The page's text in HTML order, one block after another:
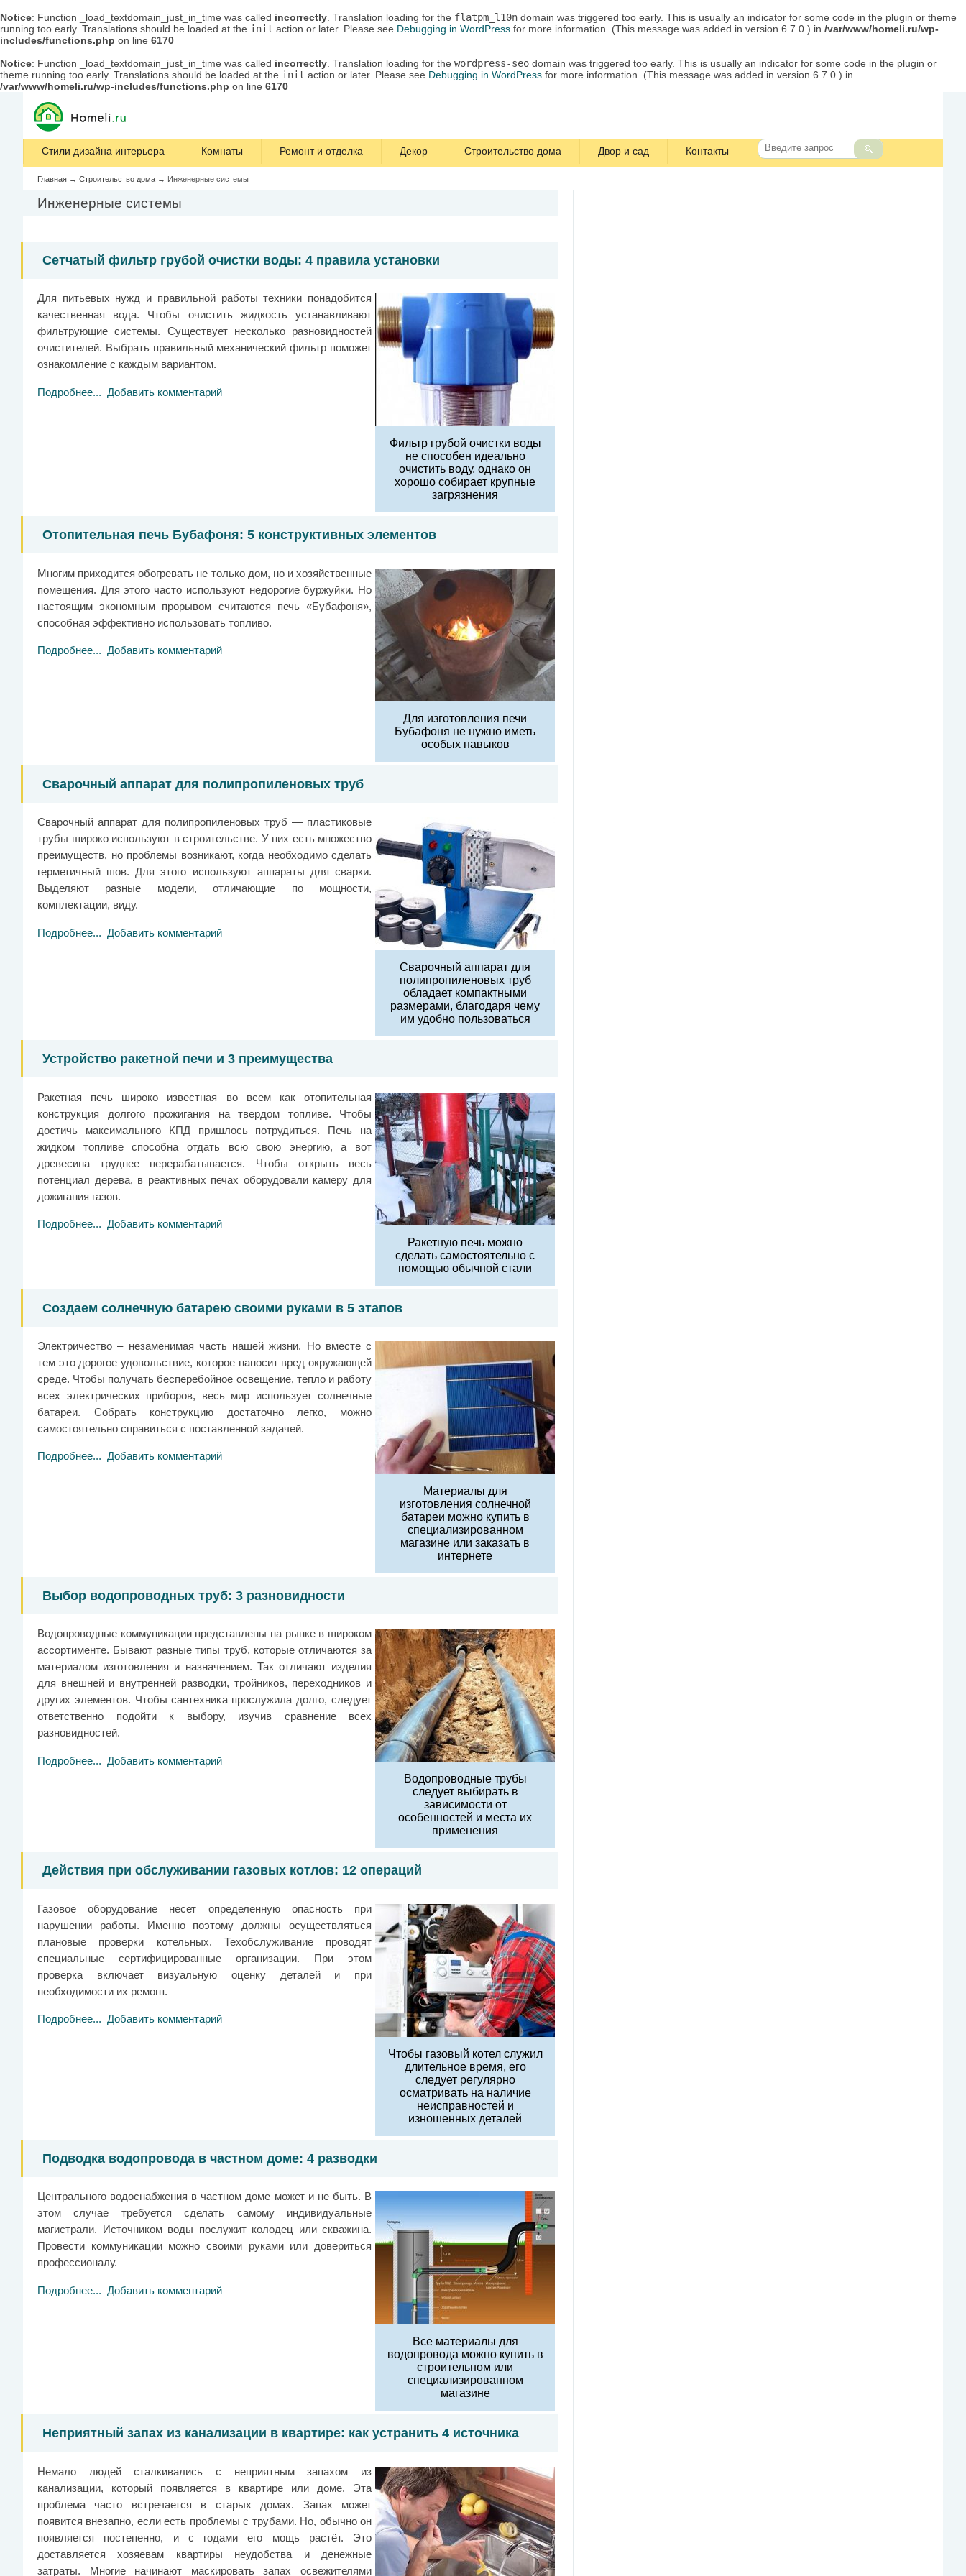
Notice: Function _load_textdomain_just_in_time was called incorrectly . Translation loading for the flatpm_l10n domain was triggered too early. This is usually an indicator for some code in the plugin or theme
running too early. Translations should be loaded at the init action or later. Please see Debugging in WordPress for more information. (This message was added in version 6.7.0.) in /var/www/homeli.ru/wp-
includes/functions.php on line 6170
Notice: Function _load_textdomain_just_in_time was called incorrectly . Translation loading for the wordpress-seo domain was triggered too early. This is usually an indicator for some code in the plugin or
theme running too early. Translations should be loaded at the init action or later. Please see Debugging in WordPress for more information. (This message was added in version 6.7.0.) in
/var/www/homeli.ru/wp-includes/functions.php on line 6170
Стили дизайна интерьера Комнаты Ремонт и отделка Декор Строительство дома Двор и сад Контакты
Главная → Строительство дома → Инженерные системы
Инженерные системы
Сетчатый фильтр грубой очистки воды: 4 правила установки
Фильтр грубой очистки воды
не способен идеально
очистить воду, однако он
хорошо собирает крупные
загрязнения
Для питьевых нужд и правильной работы техники понадобится
качественная вода. Чтобы очистить жидкость устанавливают
фильтрующие системы. Существует несколько разновидностей
очистителей. Выбрать правильный механический фильтр поможет
ознакомление с каждым вариантом.
Подробнее... Добавить комментарий
Отопительная печь Бубафоня: 5 конструктивных элементов
Для изготовления печи
Бубафоня не нужно иметь
особых навыков
Многим приходится обогревать не только дом, но и хозяйственные
помещения. Для этого часто используют недорогие буржуйки. Но
настоящим экономным прорывом считаются печь «Бубафоня»,
способная эффективно использовать топливо.
Подробнее... Добавить комментарий
Сварочный аппарат для полипропиленовых труб
Сварочный аппарат для
полипропиленовых труб
обладает компактными
размерами, благодаря чему
им удобно пользоваться
Сварочный аппарат для полипропиленовых труб — пластиковые
трубы широко используют в строительстве. У них есть множество
преимуществ, но проблемы возникают, когда необходимо сделать
герметичный шов. Для этого используют аппараты для сварки.
Выделяют разные модели, отличающие по мощности,
комплектации, виду.
Подробнее... Добавить комментарий
Устройство ракетной печи и 3 преимущества
Ракетную печь можно
сделать самостоятельно с
помощью обычной стали
Ракетная печь широко известная во всем как отопительная
конструкция долгого прожигания на твердом топливе. Чтобы
достичь максимального КПД пришлось потрудиться. Печь на
жидком топливе способна отдать всю свою энергию, а вот
древесина труднее перерабатывается. Чтобы открыть весь
потенциал дерева, в реактивных печах оборудовали камеру для
дожигания газов.
Подробнее... Добавить комментарий
Создаем солнечную батарею своими руками в 5 этапов
Материалы для
изготовления солнечной
батареи можно купить в
специализированном
магазине или заказать в
интернете
Электричество – незаменимая часть нашей жизни. Но вместе с
тем это дорогое удовольствие, которое наносит вред окружающей
среде. Чтобы получать бесперебойное освещение, тепло и работу
всех электрических приборов, весь мир использует солнечные
батареи. Собрать конструкцию достаточно легко, можно
самостоятельно справиться с поставленной задачей.
Подробнее... Добавить комментарий
Выбор водопроводных труб: 3 разновидности
Водопроводные трубы
следует выбирать в
зависимости от
особенностей и места их
применения
Водопроводные коммуникации представлены на рынке в широком
ассортименте. Бывают разные типы труб, которые отличаются за
материалом изготовления и назначением. Так отличают изделия
для внешней и внутренней разводки, тройников, переходников и
других элементов. Чтобы сантехника прослужила долго, следует
ответственно подойти к выбору, изучив сравнение всех
разновидностей.
Подробнее... Добавить комментарий
Действия при обслуживании газовых котлов: 12 операций
Чтобы газовый котел служил
длительное время, его
следует регулярно
осматривать на наличие
неисправностей и
изношенных деталей
Газовое оборудование несет определенную опасность при
нарушении работы. Именно поэтому должны осуществляться
плановые проверки котельных. Техобслуживание проводят
специальные сертифицированные организации. При этом
проверка включает визуальную оценку деталей и при
необходимости их ремонт.
Подробнее... Добавить комментарий
Подводка водопровода в частном доме: 4 разводки
Все материалы для
водопровода можно купить в
строительном или
специализированном
магазине
Центрального водоснабжения в частном доме может и не быть. В
этом случае требуется сделать самому индивидуальные
магистрали. Источником воды послужит колодец или скважина.
Провести коммуникации можно своими руками или довериться
профессионалу.
Подробнее... Добавить комментарий
Неприятный запах из канализации в квартире: как устранить 4 источника
Немало людей сталкивались с неприятным запахом из
канализации, который появляется в квартире или доме. Эта
проблема часто встречается в старых домах. Запах может
появится внезапно, если есть проблемы с трубами. Но, обычно он
появляется постепенно, и с годами его мощь растёт. Это
доставляется хозяевам квартиры неудобства и денежные
затраты. Многие начинают маскировать запах освежителями